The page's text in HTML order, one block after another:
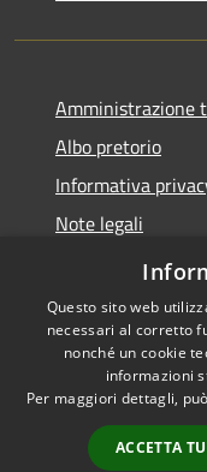
Amministrazione
Albo pretorio
Informativa
Note legali
Dichiarazione di
Accessibilità
Questo sito web
necessari al corretto
nonché un cookie
informazioni
Per maggiori dettagli,
ACCETTA